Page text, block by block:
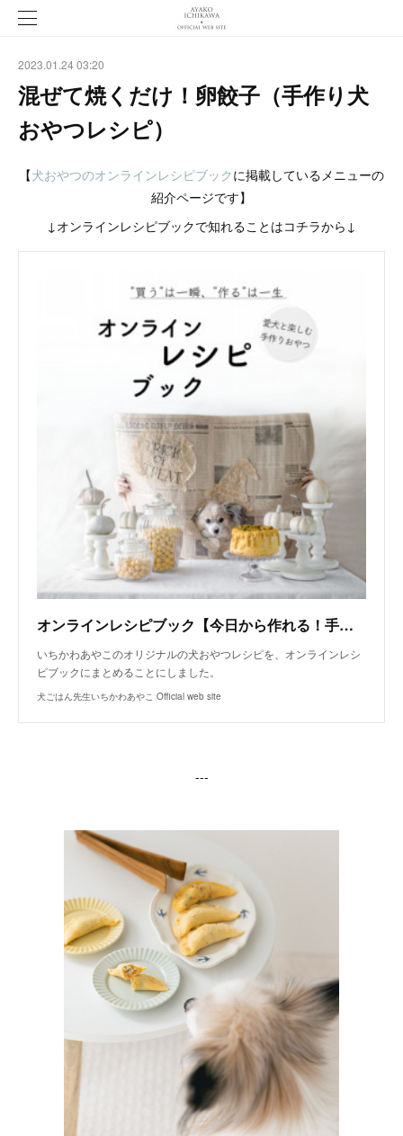
2023.01.24 03:20
混ぜて焼くだけ！卵餃子（手作り犬
おやつレシピ）
【犬おやつのオンラインレシピブックに掲載しているメニューの
紹介ページです】
↓オンラインレシピブックで知れることはコチラから↓
オンラインレシピブック【今日から作れる！手作り犬おやつレシピ】
いちかわあやこのオリジナルの犬おやつレシピを、オンラインレシ
ピブックにまとめることにしました。
犬ごはん先生いちかわあやこ Official web site
---